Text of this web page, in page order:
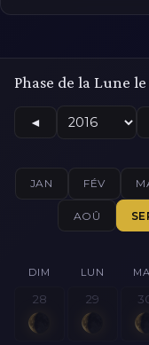
Phase de la Lune
◄
JAN FÉV
AOÛ
DIM LUN
28 29